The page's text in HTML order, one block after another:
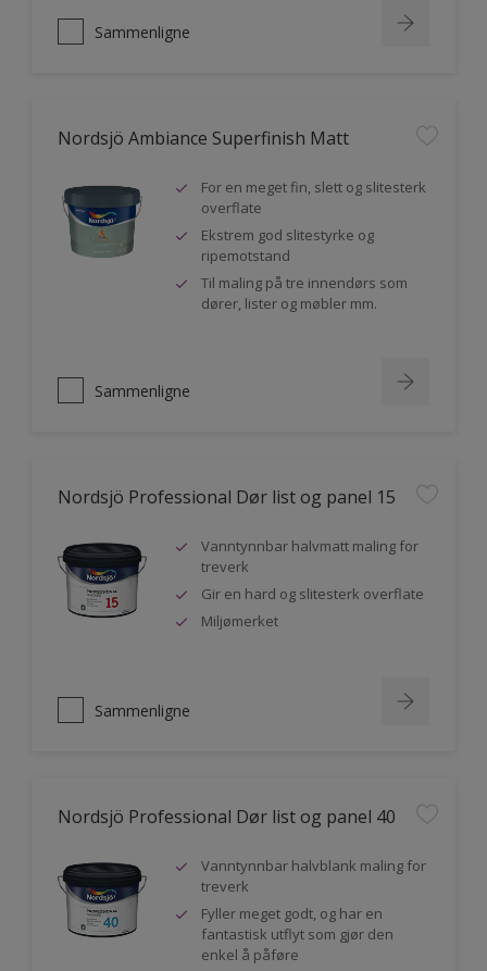
Sammenligne
Nordsjö Ambiance Superfinish Matt
For en meget fin, slett og slitesterk
overflate
Ekstrem god slitestyrke og
ripemotstand
Til maling på tre innendørs som
dører, lister og møbler mm.
Sammenligne
Nordsjö Professional Dør list og panel 15
Vanntynnbar halvmatt maling for
treverk
Gir en hard og slitesterk overflate
Miljømerket
Sammenligne
Nordsjö Professional Dør list og panel 40
Vanntynnbar halvblank maling for
treverk
Fyller meget godt, og har en
fantastisk utflyt som gjør den
enkel å påføre